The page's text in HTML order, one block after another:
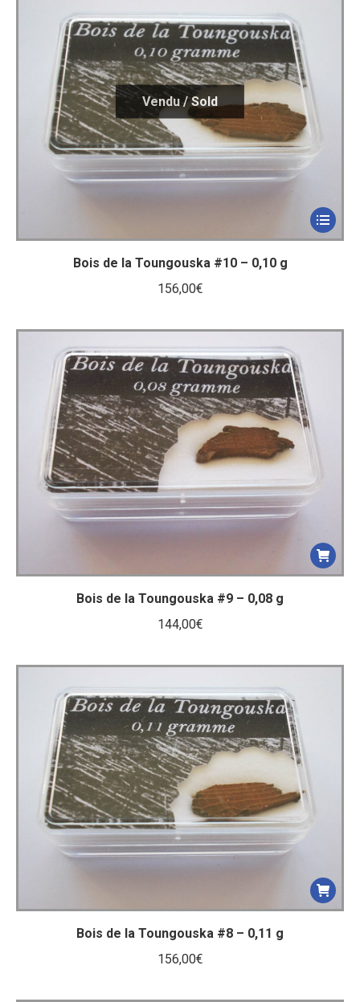
Bois de la Toungouska #10 – 0,10 g
156,00€
Bois de la Toungouska #9 – 0,08 g
144,00€
Bois de la Toungouska #8 – 0,11 g
156,00€